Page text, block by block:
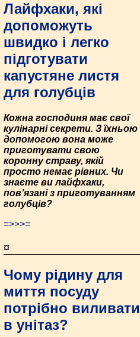
Лайфхаки, які
допоможуть
швидко і легко
підготувати
капустяне листя
для голубців
Кожна господиня має свої
кулінарні секрети. З їхньою
допомогою вона може
приготувати свою
коронну страву, якій
просто немає рівних. Чи
знаєте ви лайфхаки,
пов’язані з приготуванням
голубців?
=>>>=
¤
Чому рідину для
миття посуду
потрібно виливати
в унітаз?